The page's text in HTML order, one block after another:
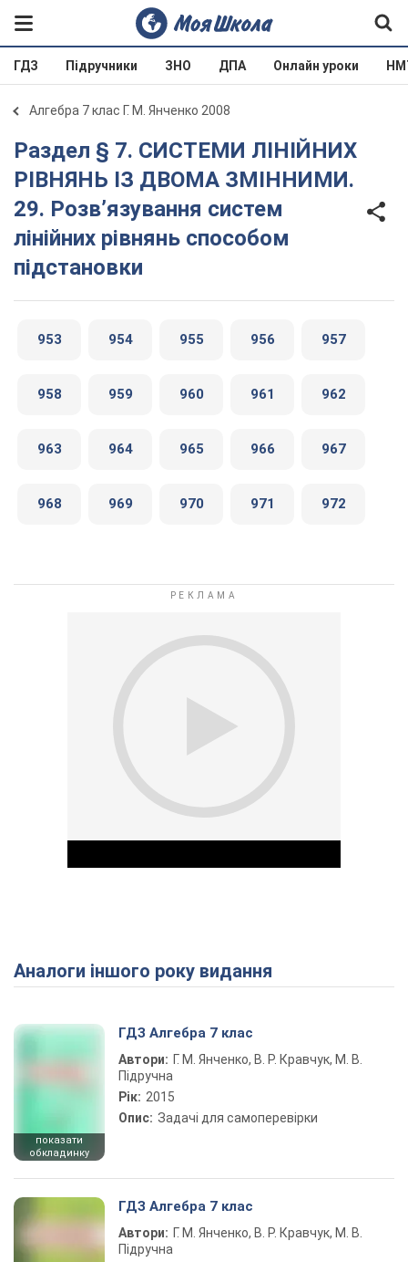
ГДЗ Підручники ЗНО ДПА Онлайн уроки
Алгебра 7 клас Г. М. Янченко 2008
Раздел § 7. СИСТЕМИ ЛІНІЙНИХ
РІВНЯНЬ ІЗ ДВОМА ЗМІННИМИ.
29. Розв’язування систем
лінійних рівнянь способом
підстановки
953 954 955 956 957
958 959 960 961 962
963 964 965 966 967
968 969 970 971 972
Play Video
Аналоги іншого року видання
показати
обкладинку
ГДЗ Алгебра 7 клас
Автори: Г. М. Янченко, В. Р. Кравчук, М. В.
Підручна
Рік: 2015
Опис: Задачі для самоперевірки
ГДЗ Алгебра 7 клас
Автори: Г. М. Янченко, В. Р. Кравчук, М. В.
Підручна